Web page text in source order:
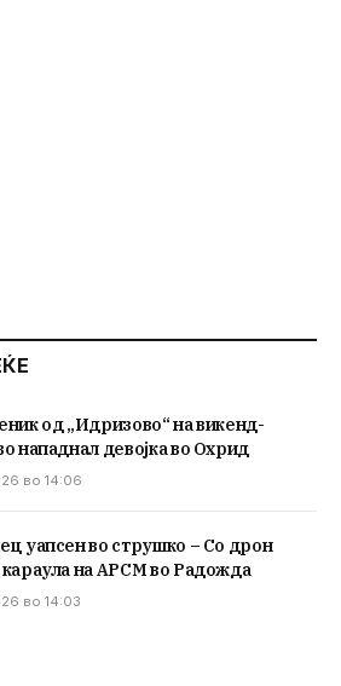
од „Идризово“ на викенд-
нападнал девојка во Охрид
во 14:06
уапсен во струшко – Со дрон
караула на АРСМ во Радожда
во 14:03